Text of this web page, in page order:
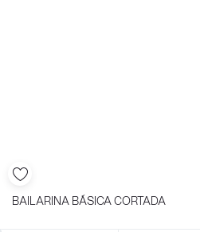
BAILARINA BÁSICA CORTADA